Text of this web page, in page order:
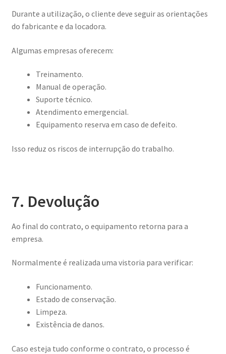
Durante a utilização, o cliente deve seguir as orientações
do fabricante e da locadora.
Algumas empresas oferecem:
Treinamento.
Manual de operação.
Suporte técnico.
Atendimento emergencial.
Equipamento reserva em caso de defeito.
Isso reduz os riscos de interrupção do trabalho.
7. Devolução
Ao final do contrato, o equipamento retorna para a
empresa.
Normalmente é realizada uma vistoria para verificar:
Funcionamento.
Estado de conservação.
Limpeza.
Existência de danos.
Caso esteja tudo conforme o contrato, o processo é